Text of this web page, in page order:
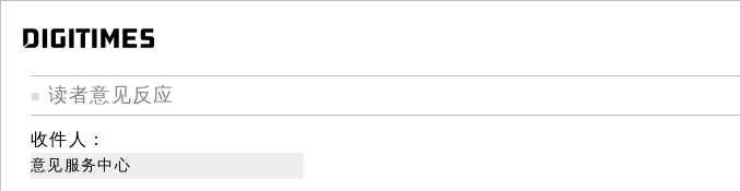
■ 读者意见反应
收件人：
意见服务中心